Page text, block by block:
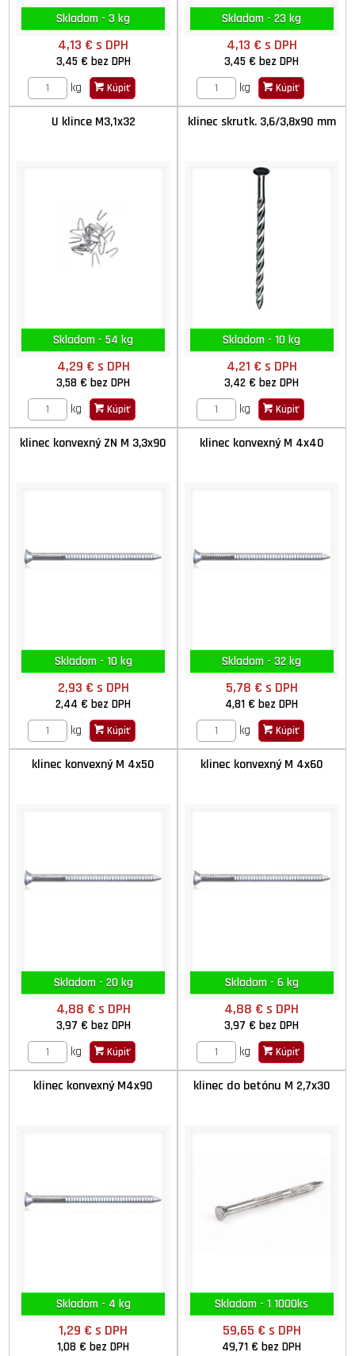
Skladom - 3 kg
4,13 €s DPH
3,45 € bez DPH
kg
Kúpiť
Skladom - 23 kg
4,13 € s DPH
3,45 €bez DPH
kg
Kúpiť
U klince M3,1x32
Skladom - 54 kg
4,29 € s DPH
3,58 €bez DPH
kg
Kúpiť
klinec skrutk. 3,6/3,8x90 mm
Skladom - 10 kg
4,21 € s DPH
3,42 €bez DPH
kg
Kúpiť
klinec konvexný ZN M 3,3x90
Skladom - 10 kg
2,93 € s DPH
2,44 €bez DPH
kg
Kúpiť
klinec konvexný M 4x40
Skladom - 32 kg
5,78 € s DPH
4,81 €bez DPH
kg
Kúpiť
klinec konvexný M 4x50
Skladom - 20 kg
4,88 € s DPH
3,97 € bez DPH
kg
Kúpiť
klinec konvexný M 4x60
Skladom - 6 kg
4,88 €s DPH
3,97 €bez DPH
kg
Kúpiť
klinec konvexný M4x90
Skladom - 4 kg
1,29 €s DPH
1,08 €bez DPH
klinec do betónu M 2,7x30
Skladom - 1 1000ks
59,65 € s DPH
49,71 €bez DPH